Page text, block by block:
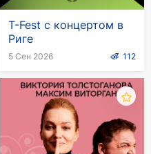
T-Fest с концертом в
Риге
5 Сен 2026 112